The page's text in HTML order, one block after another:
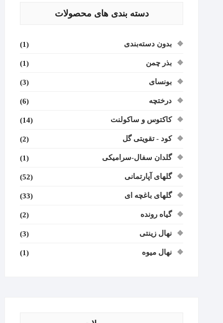
دسته بندی های محصولات
بدون دسته‌بندی (1)
بذر چمن (1)
بونسای (3)
درختچه (6)
کاکتوس و ساکولنت (14)
کود - تقویتی گل (2)
گلدان سفال-سرامیکی (1)
گلهای آپارتمانی (52)
گلهای باغچه ای (33)
گیاه رونده (2)
نهال زینتی (3)
نهال میوه (1)